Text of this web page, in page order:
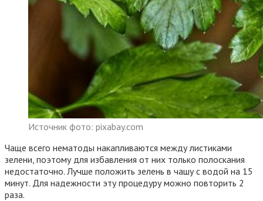
Источник фото: pixabay.com
Чаще всего нематоды накапливаются между листиками
зелени, поэтому для избавления от них только полоскания
недостаточно. Лучше положить зелень в чашу с водой на 15
минут. Для надежности эту процедуру можно повторить 2
раза.